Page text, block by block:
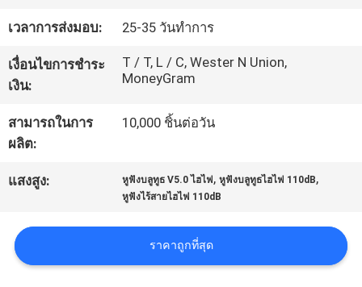
คุณภาพ
ติดต่อ
เรา
ขอ
แผนผัง
เวลาการส่งมอบ: 25-35 วันทำการ
เงื่อนไขการชำระ
เงิน:
T / T, L / C, Wester N Union,
MoneyGram
สามารถในการ
ผลิต:
10,000 ชิ้นต่อวัน
แสงสูง: หูฟังบลูทูธ V5.0 ไฮไฟ ,หูฟังบลูทูธไฮไฟ 110dB,
หูฟังไร้สายไฮไฟ 110dB
ราคาถูกที่สุด